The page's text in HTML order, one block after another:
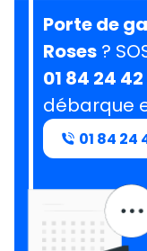
Porte de
Roses ?
01 84 24
débarque
01 84 24